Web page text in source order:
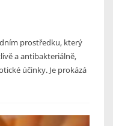
prostředku, který
a antibakteriálně,
účinky. Je prokázá